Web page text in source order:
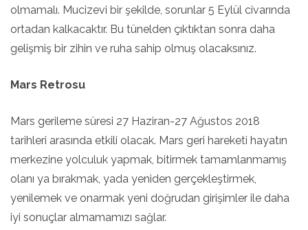
olmamalı. Mucizevi bir şekilde, sorunlar 5 Eylül civarında
ortadan kalkacaktır. Bu tünelden çıktıktan sonra daha
gelişmiş bir zihin ve ruha sahip olmuş olacaksınız.
Mars Retrosu
Mars gerileme süresi 27 Haziran-27 Ağustos 2018
tarihleri arasında etkili olacak. Mars geri hareketi hayatın
merkezine yolculuk yapmak, bitirmek tamamlanmamış
olanı ya bırakmak, yada yeniden gerçekleştirmek,
yenilemek ve onarmak yeni doğrudan girişimler ile daha
iyi sonuçlar almamamızı sağlar.